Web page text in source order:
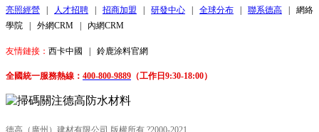
亮照經營 | 人才招聘 | 招商加盟 | 研發中心 | 全球分布 | 聯系德高 | 網絡
學院 | 外網CRM | 內網CRM
友情鏈接： 西卡中國 | 鈴鹿涂料官網
全國統一服務熱線： 400-800-9889 （工作日9:30-18:00）
德高（廣州）建材有限公司 版權所有 ?2000-2021